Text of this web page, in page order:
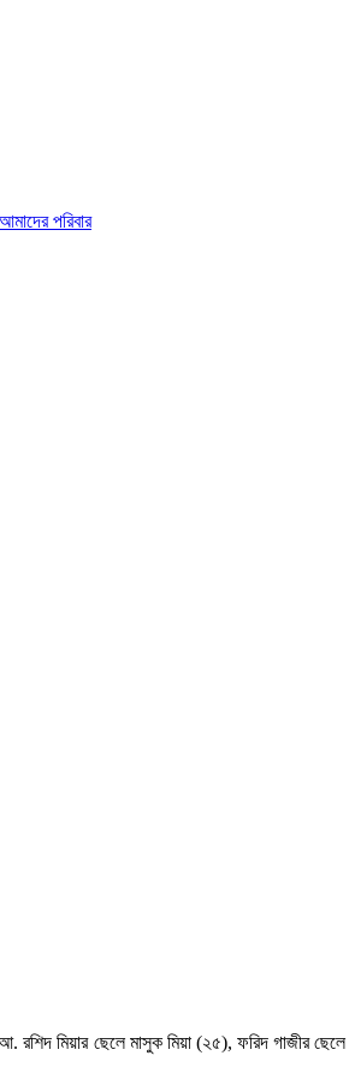
আমাদের পরিবার
রশিদ মিয়ার ছেলে মাসুক মিয়া (২৫), ফরিদ গাজীর ছেলে